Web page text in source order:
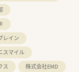
レイン
スマイル
ス
株式会社EMD